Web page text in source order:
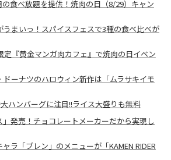
の食べ放題を提供！焼肉の日（8/29）キャン
まいっ！スパイスフェスで3種の食べ比べが
定『黄金マンガ肉カフェ』で焼肉の日イベン
ーナツのハロウィン新作は「ムラサキイモ
ハンバーグに注目!!ライス大盛りも無料
発売！チョコレートメーカーだから実現し
ラ「ブレン」のメニューが「KAMEN RIDER